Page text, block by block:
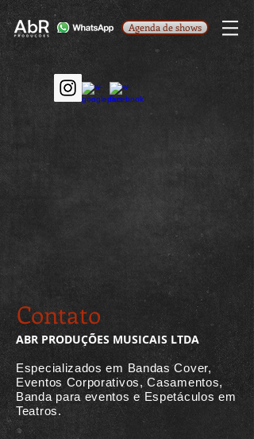
Agenda de shows
Contato
ABR PRODUÇÕES MUSICAIS LTDA
Especializados em Bandas Cover,
Eventos Corporativos, Casamentos,
Banda para eventos e Espetáculos em
Teatros.